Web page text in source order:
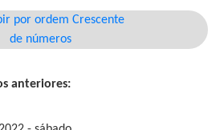
por ordem Crescente
de números
anteriores: